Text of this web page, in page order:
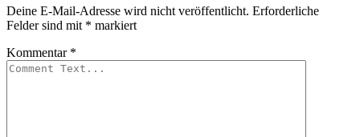
Deine E-Mail-Adresse wird nicht veröffentlicht. Erforderliche
Felder sind mit * markiert
Kommentar *